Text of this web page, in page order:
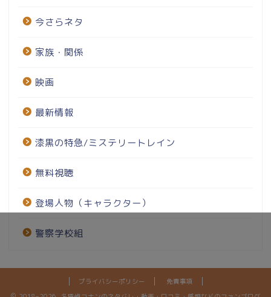
今さらネタ
家族・関係
映画
最新情報
漆黒の特急/ミステリートレイン
無料視聴
登場人物（キャラクター）
警察学校組
プライバシーポリシー
免責事項